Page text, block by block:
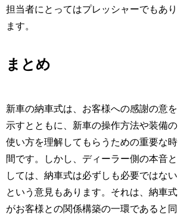
担当者にとってはプレッシャーでもあり
ます。
まとめ
新車の納車式は、お客様への感謝の意を
示すとともに、新車の操作方法や装備の
使い方を理解してもらうための重要な時
間です。しかし、ディーラー側の本音と
しては、納車式は必ずしも必要ではない
という意見もあります。それは、納車式
がお客様との関係構築の一環であると同